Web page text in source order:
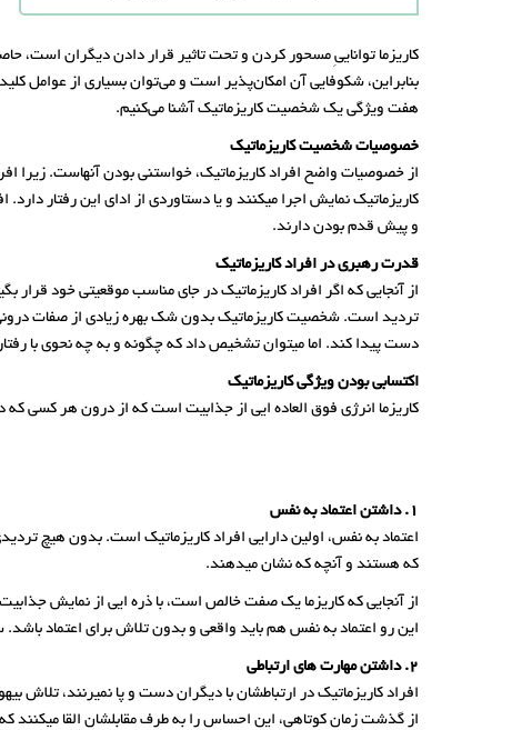
کاریزما تواناییِ مسحور کردن و تحت تاثیر قرار دادن دیگران است،
بنابراین، شکوفایی آن امکان‌پذیر است و می‌توان بسیاری از عوامل
هفت ویژگی یک شخصیت کاریزماتیک آشنا می‌کنیم.
خصوصیات شخصیت کاریزماتیک
از خصوصیات واضح افراد کاریزماتیک، خواستنی بودن آنهاست. زیرا
کاریزماتیک نمایش اجرا میکنند و یا دستاوردی از ادای این رفتار
و پیش قدم بودن دارند.
قدرت رهبری در افراد کاریزماتیک
از آنجایی که اگر افراد کاریزماتیک در جای مناسب موقعیتی خود
تردید است. شخصیت کاریزماتیک بدون شک بهره زیادی از صفات
دست پیدا کند. اما میتوان تشخیص دا‌د که چگونه و به چه نحوی با
اکتسابی بودن ویژگی کاریزماتیک
کاریزما انرژی فوق العاده ایی از جذابیت است که از درون هر کسی که دارای آن باشد ساطع میشود. اما اینگونه
1. داشتن اعتماد به نفس
اعتماد به نفس، اولین دارایی افراد کاریزماتیک است. بدون هیچ
که هستند و آنچه که نشان میدهند.
از آنجایی که کاریزما یک صفت خالص است، با ذره ایی از نمایش
این رو اعتماد به نفس هم باید واقعی و بدون تلاش برای اعتماد
2. داشتن مهارت های ارتباطی
افراد کاریزماتیک در ارتباطشان با دیگران دست و پا نمیرنند، تلاش
از گذشت زمان کوتاهی، این احساس را به طرف مقابلشان القا میکنند